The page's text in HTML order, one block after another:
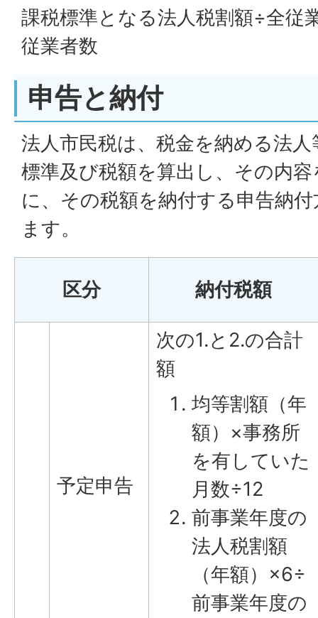
課税標準となる法人税割額÷全従
従業者数
申告と納付
法人市民税は、税金を納める法
標準及び税額を算出し、その内
に、その税額を納付する申告納
ます。
区分 納付税額
予定申告
次の1.と2.の合計
額
均等割額（年
額）×事務所
を有していた
月数÷12
前事業年度の
法人税割額
（年額）×6÷
前事業年度の